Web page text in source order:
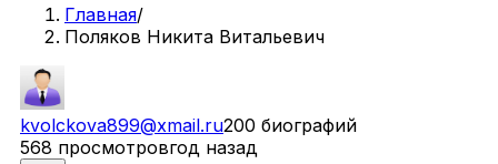
Главная/
Поляков Никита Витальевич
kvolckova899@xmail.ru200 биографий
568 просмотровгод назад